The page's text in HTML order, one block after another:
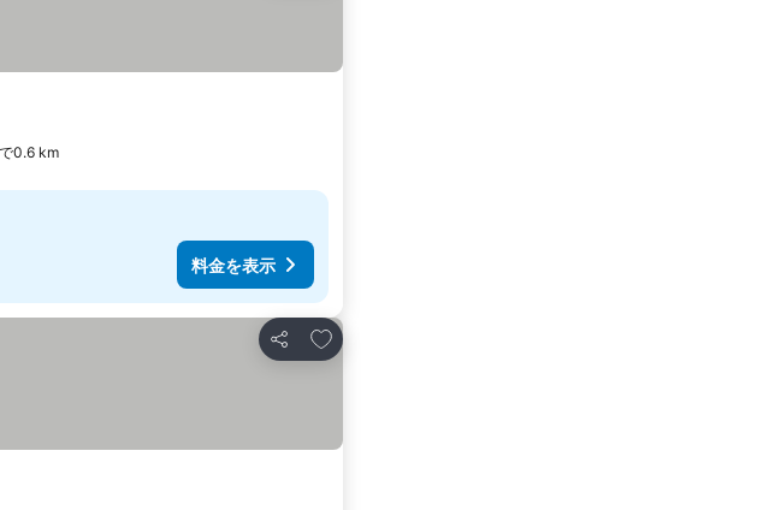
0.6 km
料金を表示
シェア
お気に入りに追加